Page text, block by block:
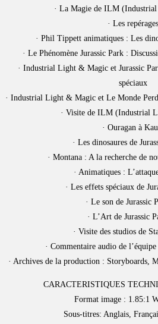
· La Magie de ILM
· Les repérages
· Phil Tippett animatiques : Les
· Le Phénomène Jurassic Park :
· Industrial Light & Magic et Jurassic
spéciaux
· Industrial Light & Magic et Le Monde
· Visite de ILM (Industrial
· Ouragan à
· Les dinosaures de
· Montana : A la recherche de
· Animatiques :
· Les effets spéciaux de
· Le son de Jurassic
· L’Art de Jurassic
· Visite des studios de
· Commentaire audio de
· Archives de la production : Storyboards,
CARACTERISTIQUES
Format image : 1.85:1
Sous-titres: Anglais,